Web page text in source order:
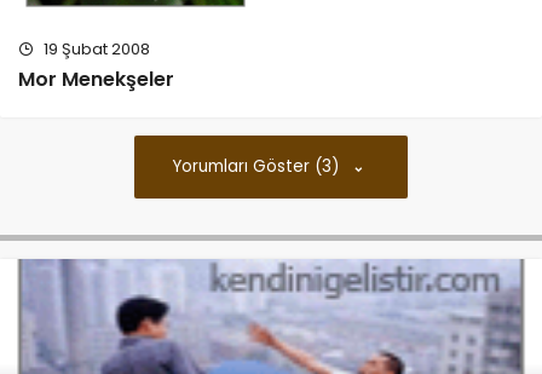
19 Şubat 2008
Mor Menekşeler
Yorumları Göster (3)